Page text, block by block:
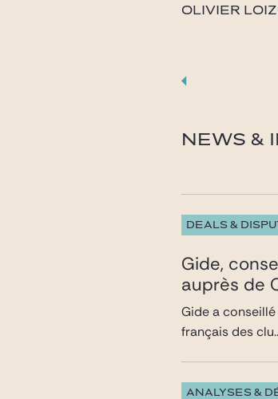
OLIVIER
NEWS &
DEALS &
Gide,
auprès de
Gide a
français des
ANALYSES &